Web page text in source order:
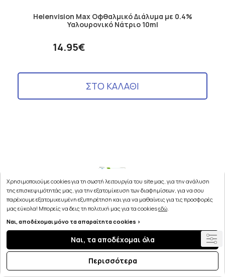
Helenvision Max Οφθαλμικό Διάλυμα με 0.4%
Υαλουρονικό Νάτριο 10ml
14.95€
ΣΤΟ ΚΑΛΑΘΙ
Χρησιμοποιούμε cookies για τη σωστή λειτουργία του site μας, για την ανάλυση
της επισκεψιμότητάς μας, για την εξατομίκευση των διαφημίσεων, για να σου
παρέχουμε εξατομικευμένη εξυπηρέτηση και για να μαθαίνεις για τις προσφορές
μας εύκολα! Μπορείς να δεις τη πολιτική μας για τα cookiesεδώ.
Ναι, αποδέχομαι μόνο τα απαραίτητα cookies >
Ναι, τα αποδέχομαι όλα
Περισσότερα